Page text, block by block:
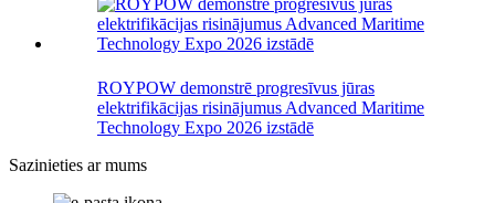
ROYPOW demonstrē progresīvus jūras
elektrifikācijas risinājumus Advanced Maritime
Technology Expo 2026 izstādē
Sazinieties ar mums